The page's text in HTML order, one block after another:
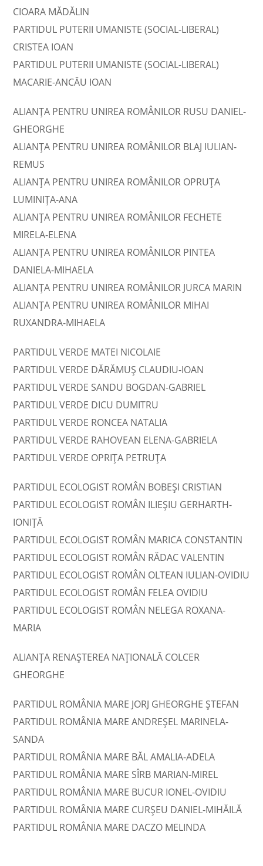
CIOARA MĂDĂLIN
PARTIDUL PUTERII UMANISTE (SOCIAL-LIBERAL)
CRISTEA IOAN
PARTIDUL PUTERII UMANISTE (SOCIAL-LIBERAL)
MACARIE-ANCĂU IOAN
ALIANȚA PENTRU UNIREA ROMÂNILOR RUSU DANIEL-
GHEORGHE
ALIANȚA PENTRU UNIREA ROMÂNILOR BLAJ IULIAN-
REMUS
ALIANȚA PENTRU UNIREA ROMÂNILOR OPRUŢA
LUMINIŢA-ANA
ALIANȚA PENTRU UNIREA ROMÂNILOR FECHETE
MIRELA-ELENA
ALIANȚA PENTRU UNIREA ROMÂNILOR PINTEA
DANIELA-MIHAELA
ALIANȚA PENTRU UNIREA ROMÂNILOR JURCA MARIN
ALIANȚA PENTRU UNIREA ROMÂNILOR MIHAI
RUXANDRA-MIHAELA
PARTIDUL VERDE MATEI NICOLAIE
PARTIDUL VERDE DĂRĂMUŞ CLAUDIU-IOAN
PARTIDUL VERDE SANDU BOGDAN-GABRIEL
PARTIDUL VERDE DICU DUMITRU
PARTIDUL VERDE RONCEA NATALIA
PARTIDUL VERDE RAHOVEAN ELENA-GABRIELA
PARTIDUL VERDE OPRIŢA PETRUŢA
PARTIDUL ECOLOGIST ROMÂN BOBEŞI CRISTIAN
PARTIDUL ECOLOGIST ROMÂN ILIEŞIU GERHARTH-
IONIŢĂ
PARTIDUL ECOLOGIST ROMÂN MARICA CONSTANTIN
PARTIDUL ECOLOGIST ROMÂN RĂDAC VALENTIN
PARTIDUL ECOLOGIST ROMÂN OLTEAN IULIAN-OVIDIU
PARTIDUL ECOLOGIST ROMÂN FELEA OVIDIU
PARTIDUL ECOLOGIST ROMÂN NELEGA ROXANA-
MARIA
ALIANȚA RENAȘTEREA NAȚIONALĂ COLCER
GHEORGHE
PARTIDUL ROMÂNIA MARE JORJ GHEORGHE ŞTEFAN
PARTIDUL ROMÂNIA MARE ANDREŞEL MARINELA-
SANDA
PARTIDUL ROMÂNIA MARE BĂL AMALIA-ADELA
PARTIDUL ROMÂNIA MARE SÎRB MARIAN-MIREL
PARTIDUL ROMÂNIA MARE BUCUR IONEL-OVIDIU
PARTIDUL ROMÂNIA MARE CURŞEU DANIEL-MIHĂILĂ
PARTIDUL ROMÂNIA MARE DACZO MELINDA